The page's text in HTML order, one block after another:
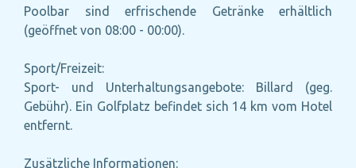
Poolbar sind erfrischende Getränke erhältlich
(geöffnet von 08:00 - 00:00).
Sport/Freizeit:
Sport- und Unterhaltungsangebote: Billard (geg.
Gebühr). Ein Golfplatz befindet sich 14 km vom Hotel
entfernt.
Zusätzliche Informationen: